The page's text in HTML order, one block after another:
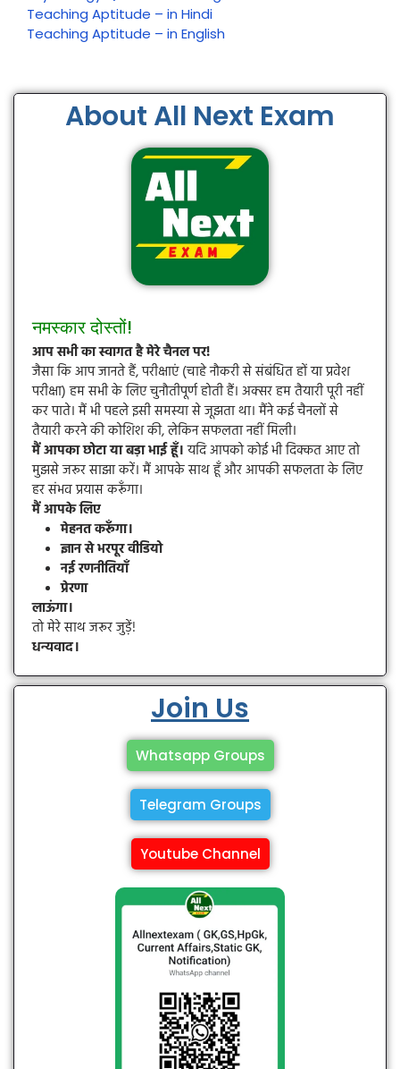
Teaching Aptitude – in Hindi
Teaching Aptitude – in English
About All Next Exam
नमस्कार दोस्तों!
आप सभी का स्वागत है मेरे चैनल पर!
जैसा कि आप जानते हैं, परीक्षाएं (चाहे नौकरी से संबंधित हों या प्रवेश
परीक्षा) हम सभी के लिए चुनौतीपूर्ण होती हैं। अक्सर हम तैयारी पूरी नहीं
कर पाते। मैं भी पहले इसी समस्या से जूझता था। मैंने कई चैनलों से
तैयारी करने की कोशिश की, लेकिन सफलता नहीं मिली।
मैं आपका छोटा या बड़ा भाई हूँ।यदि आपको कोई भी दिक्कत आए तो
मुझसे जरूर साझा करें। मैं आपके साथ हूँ और आपकी सफलता के लिए
हर संभव प्रयास करूँगा।
मैं आपके लिए
मेहनत करूँगा।
ज्ञान से भरपूर वीडियो
नई रणनीतियाँ
प्रेरणा
लाऊंगा।
तो मेरे साथ जरूर जुड़ें!
धन्यवाद।
Join Us
Whatsapp Groups
Telegram Groups
Youtube Channel